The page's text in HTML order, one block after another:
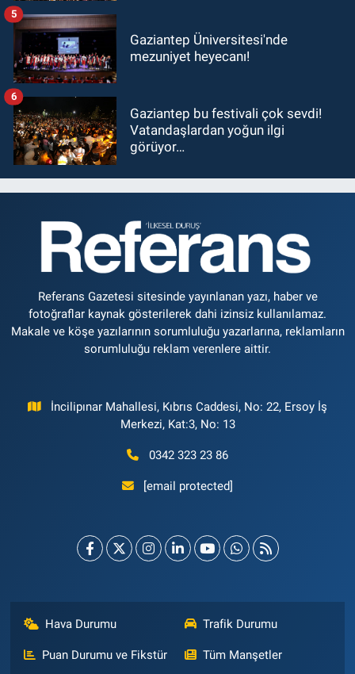
Gaziantep Üniversitesi'nde
mezuniyet heyecanı!
5
Gaziantep bu festivali çok sevdi!
Vatandaşlardan yoğun ilgi
görüyor…
6
Referans Gazetesi sitesinde yayınlanan yazı, haber ve
fotoğraflar kaynak gösterilerek dahi izinsiz kullanılamaz.
Makale ve köşe yazılarının sorumluluğu yazarlarına, reklamların
sorumluluğu reklam verenlere aittir.
İncilipınar Mahallesi, Kıbrıs Caddesi, No: 22, Ersoy İş
Merkezi, Kat:3, No: 13
0342 323 23 86
[email protected]
Hava Durumu Trafik Durumu
Puan Durumu ve Fikstür Tüm Manşetler